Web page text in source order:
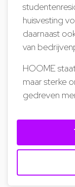
huisvesting
daarnaast
van
HOOME
maar sterke
gedreven